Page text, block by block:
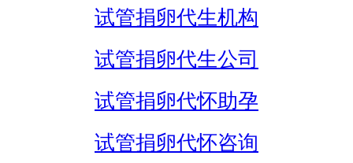
试管捐卵代生机构
试管捐卵代生公司
试管捐卵代怀助孕
试管捐卵代怀咨询